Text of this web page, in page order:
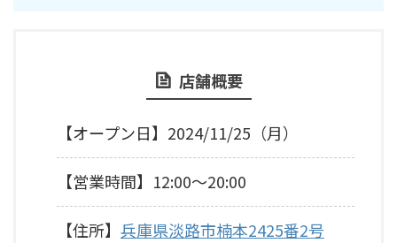
店舗概要
【オープン日】2024/11/25（月）
【営業時間】12:00～20:00
【住所】 兵庫県淡路市楠本2425番2号